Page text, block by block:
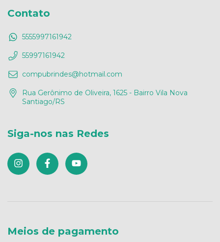
Contato
5555997161942
55997161942
compubrindes@hotmail.com
Rua Gerônimo de Oliveira, 1625 - Bairro Vila Nova
Santiago/RS
Siga-nos nas Redes
Meios de pagamento